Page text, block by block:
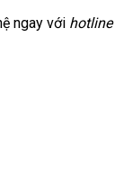
ngay với hotline